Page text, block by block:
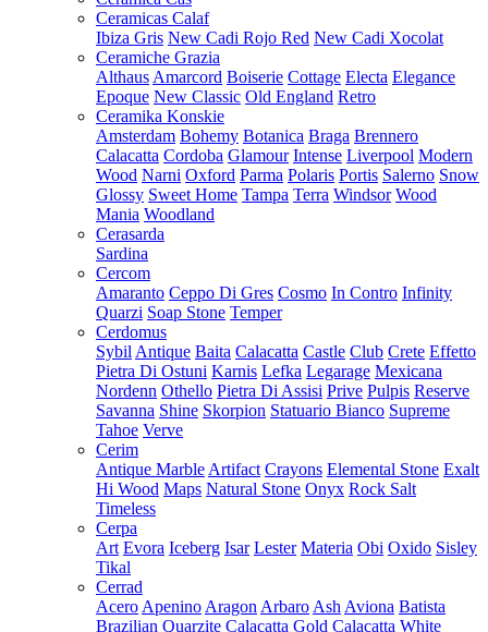
Ceramicas Calaf
Ibiza Gris New Cadi Rojo Red New Cadi Xocolat
Ceramiche Grazia
Althaus Amarcord Boiserie Cottage Electa Elegance
Epoque New Classic Old England Retro
Ceramika Konskie
Amsterdam Bohemy Botanica Braga Brennero
Calacatta Cordoba Glamour Intense Liverpool Modern
Wood Narni Oxford Parma Polaris Portis Salerno Snow
Glossy Sweet Home Tampa Terra Windsor Wood
Mania Woodland
Cerasarda
Sardina
Cercom
Amaranto Ceppo Di Gres Cosmo In Contro Infinity
Quarzi Soap Stone Temper
Cerdomus
Sybil Antique Baita Calacatta Castle Club Crete Effetto
Pietra Di Ostuni Karnis Lefka Legarage Mexicana
Nordenn Othello Pietra Di Assisi Prive Pulpis Reserve
Savanna Shine Skorpion Statuario Bianco Supreme
Tahoe Verve
Cerim
Antique Marble Artifact Crayons Elemental Stone Exalt
Hi Wood Maps Natural Stone Onyx Rock Salt
Timeless
Cerpa
Art Evora Iceberg Isar Lester Materia Obi Oxido Sisley
Tikal
Cerrad
Acero Apenino Aragon Arbaro Ash Aviona Batista
Brazilian Quarzite Calacatta Gold Calacatta White